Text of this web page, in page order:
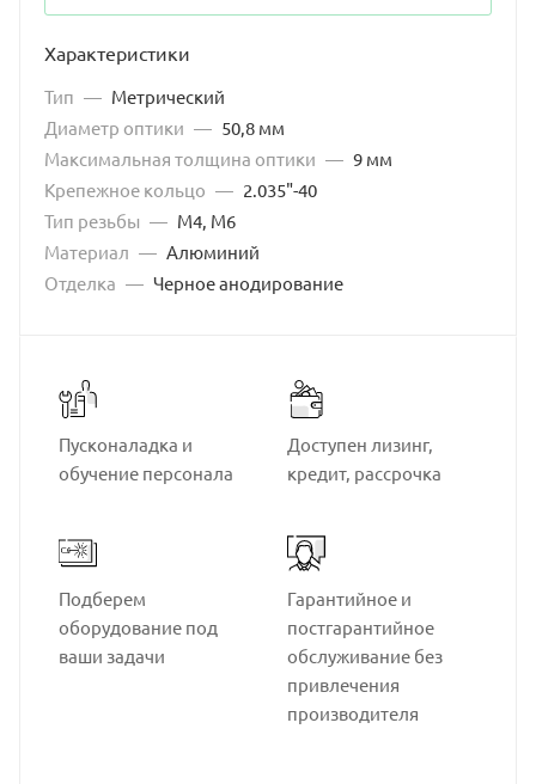
Характеристики
Тип — Метрический
Диаметр оптики — 50,8 мм
Максимальная толщина оптики — 9 мм
Крепежное кольцо — 2.035"-40
Тип резьбы — M4, M6
Материал — Алюминий
Отделка — Черное анодирование
Пусконаладка и
обучение персонала
Доступен лизинг,
кредит, рассрочка
Подберем
оборудование под
ваши задачи
Гарантийное и
постгарантийное
обслуживание без
привлечения
производителя